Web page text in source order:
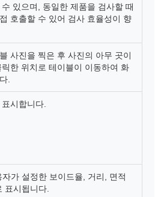
있으며, 동일한 제품을 검사할 때
호출할 수 있어 검사 효율성이 향
사진을 찍은 후 사진의 아무 곳이
한 위치로 테이블이 이동하여 화
.
시합니다.
가 설정한 보이드율, 거리, 면적
표시됩니다.